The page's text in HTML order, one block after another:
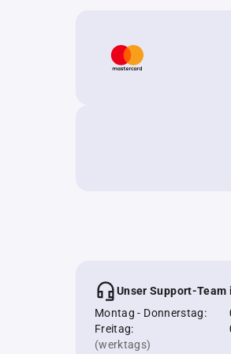
Unser Support-Team
Montag - Donnerstag:
Freitag:
(werktags)